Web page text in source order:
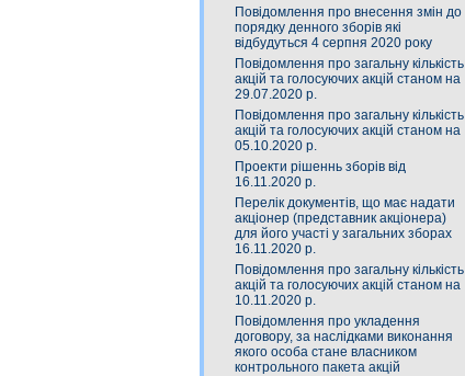
Повідомлення про внесення змін до
порядку денного зборів які
відбудуться 4 серпня 2020 року
Повідомлення про загальну кількість
акцій та голосуючих акцій станом на
29.07.2020 р.
Повідомлення про загальну кількість
акцій та голосуючих акцій станом на
05.10.2020 р.
Проекти рішеннь зборів від
16.11.2020 р.
Перелік документів, що має надати
акціонер (представник акціонера)
для його участі у загальних зборах
16.11.2020 р.
Повідомлення про загальну кількість
акцій та голосуючих акцій станом на
10.11.2020 р.
Повідомлення про укладення
договору, за наслідками виконання
якого особа стане власником
контрольного пакета акцій